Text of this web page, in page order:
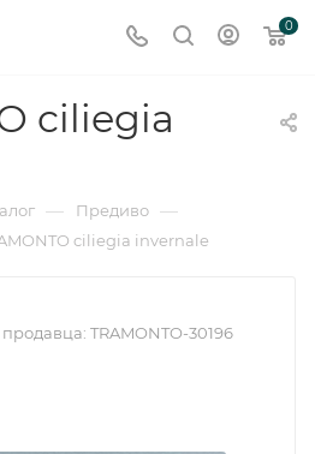
0
ciliegia
— Предиво —
ciliegia invernale
продавца: TRAMONTO-30196